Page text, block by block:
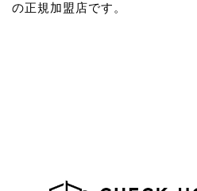
の正規加盟店です。